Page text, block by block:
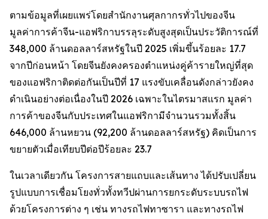
ตามข้อมูลที่เผยแพร่โดยสำนักงานศุลกากรทั่วไปของจีน
มูลค่าการค้าจีน-แอฟริกาบรรลุระดับสูงสุดเป็นประวัติการณ์ที่
348,000 ล้านดอลลาร์สหรัฐในปี 2025 เพิ่มขึ้นร้อยละ 17.7
จากปีก่อนหน้า โดยจีนยังคงครองตำแหน่งคู่ค้ารายใหญ่ที่สุด
ของแอฟริกาติดต่อกันเป็นปีที่ 17 แรงขับเคลื่อนดังกล่าวยังคง
ดำเนินอย่างต่อเนื่องในปี 2026 เฉพาะในไตรมาสแรก มูลค่า
การค้าของจีนกับประเทศในแอฟริกามีจำนวนรวมทั้งสิ้น
646,000 ล้านหยวน (92,200 ล้านดอลลาร์สหรัฐ) คิดเป็นการ
ขยายตัวเมื่อเทียบปีต่อปีร้อยละ 23.7
ในเวลาเดียวกัน โครงการสายแถบและเส้นทาง ได้ปรับเปลี่ยน
รูปแบบการเชื่อมโยงทั่วทั้งทวีปผ่านการยกระดับระบบรถไฟ
ด้วยโครงการต่าง ๆ เช่น ทางรถไฟทาซารา และทางรถไฟ